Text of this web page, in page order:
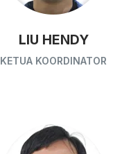
LIU HENDY
KETUA KOORDINATOR